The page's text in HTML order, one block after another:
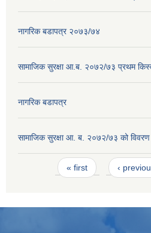
नागरिक बडापत्र २०७३/७४
सामाजिक सुरक्षा आ.ब. २०७२/७३ प्रथम
नागरिक बडापत्र
सामाजिक सुरक्षा आ. ब. २०७२/७३ को विवरण
Pages« first ‹